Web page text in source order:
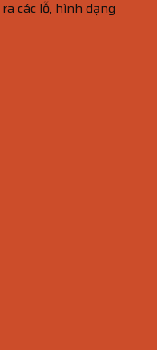
các lỗ, hình dạng